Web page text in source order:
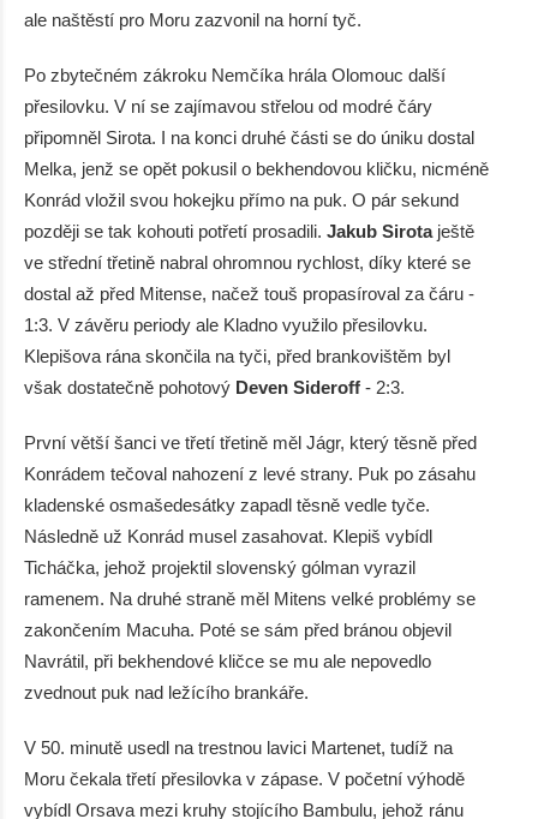
ale naštěstí pro Moru zazvonil na horní tyč.
Po zbytečném zákroku Nemčíka hrála Olomouc další
přesilovku. V ní se zajímavou střelou od modré čáry
připomněl Sirota. I na konci druhé části se do úniku dostal
Melka, jenž se opět pokusil o bekhendovou kličku, nicméně
Konrád vložil svou hokejku přímo na puk. O pár sekund
později se tak kohouti potřetí prosadili. Jakub Sirotaještě
ve střední třetině nabral ohromnou rychlost, díky které se
dostal až před Mitense, načež touš propasíroval za čáru -
1:3. V závěru periody ale Kladno využilo přesilovku.
Klepišova rána skončila na tyči, před brankovištěm byl
však dostatečně pohotový Deven Sideroff - 2:3.
První větší šanci ve třetí třetině měl Jágr, který těsně před
Konrádem tečoval nahození z levé strany. Puk po zásahu
kladenské osmašedesátky zapadl těsně vedle tyče.
Následně už Konrád musel zasahovat. Klepiš vybídl
Ticháčka, jehož projektil slovenský gólman vyrazil
ramenem. Na druhé straně měl Mitens velké problémy se
zakončením Macuha. Poté se sám před bránou objevil
Navrátil, při bekhendové kličce se mu ale nepovedlo
zvednout puk nad ležícího brankáře.
V 50. minutě usedl na trestnou lavici Martenet, tudíž na
Moru čekala třetí přesilovka v zápase. V početní výhodě
vybídl Orsava mezi kruhy stojícího Bambulu, jehož ránu